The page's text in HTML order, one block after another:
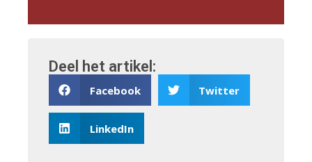
Deel het artikel:
Facebook Twitter
LinkedIn